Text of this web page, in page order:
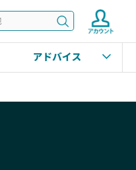
検索
アドバイス